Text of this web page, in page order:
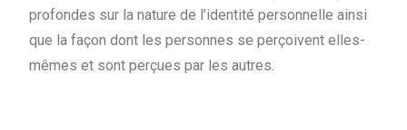
profondes sur la nature de l’identité personnelle ainsi
que la façon dont les personnes se perçoivent elles-
mêmes et sont perçues par les autres.